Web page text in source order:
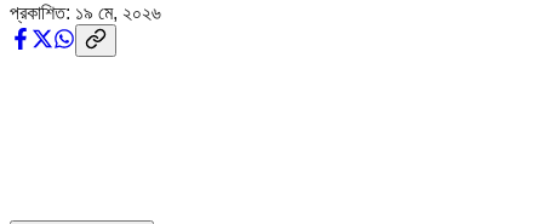
প্রকাশিত: ১৯ মে, ২০২৬